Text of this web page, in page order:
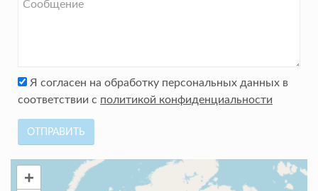
Я согласен на обработку персональных данных в
соответствии с политикой конфиденциальности
ОТПРАВИТЬ
+